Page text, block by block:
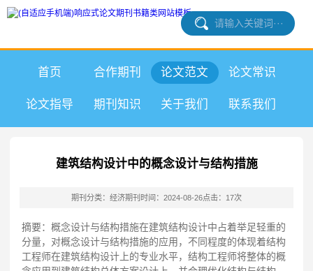
首页 合作期刊 论文范文 论文常识
论文指导 期刊知识 关于我们 联系我们
建筑结构设计中的概念设计与结构措施
期刊分类：经济期刊 时间：2024-08-26点击：17次
摘要：概念设计与结构措施在建筑结构设计中占着举足轻重的
分量，对概念设计与结构措施的应用，不同程度的体现着结构
工程师在建筑结构设计上的专业水平，结构工程师将整体的概